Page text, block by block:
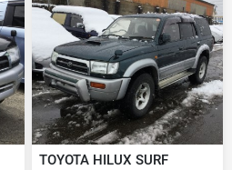
TOYOTA HILUX SURF